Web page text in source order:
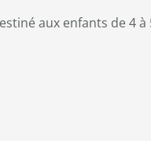
aux enfants de 4 à